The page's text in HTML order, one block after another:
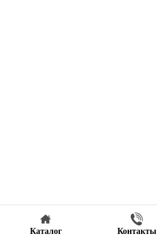
Каталог Контакты